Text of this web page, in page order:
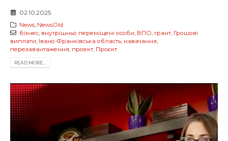
02.10.2025
News, NewsOld
бізнес, внутрішньо переміщені особи, ВПО, грант, Грошові
виплати, Івано-Франківська область, навачання,
перезавантаження, проект, Проєкт
READ MORE...